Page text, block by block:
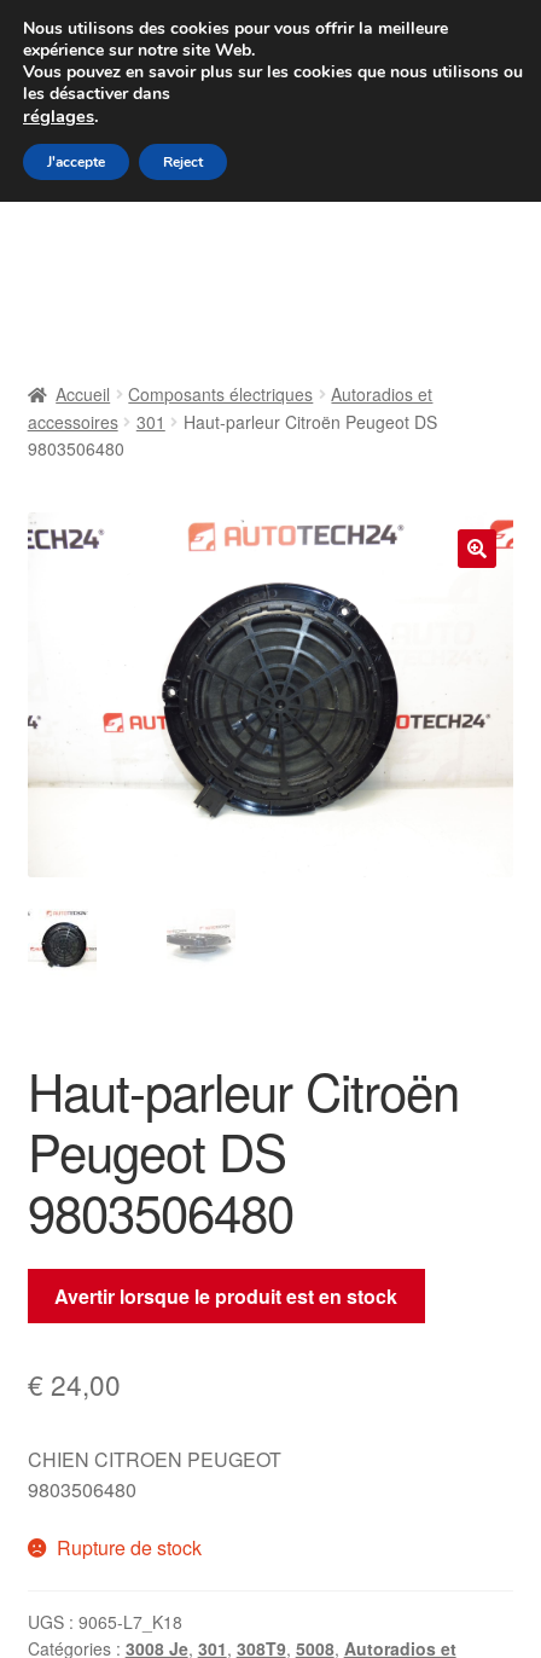
Colissimo livraison à partir de 7 EUR
Du lundi au vendredi de 9 h à 16 h
Aller
à
Aller
au
Contact
Livraison internationale
Politique de confidentialité
Procédure de Réclamation
Accueil Composants électriques
Autoradios et
accessoires
301
Haut-parleur Citroën Peugeot DS
9803506480
Haut-parleur Citroën
Peugeot DS
9803506480
Avertir lorsque le produit est en stock
€ 24,00
CHIEN CITROEN PEUGEOT
9803506480
Rupture de stock
UGS : 9065-L7_K18
Catégories : 3008 Je, 301, 308T9, 5008, Autoradios et
Nous utilisons des cookies pour vous offrir la meilleure
expérience sur notre site Web.
Vous pouvez en savoir plus sur les cookies que nous utilisons ou
les désactiver dans
réglages.
J'accepte Reject